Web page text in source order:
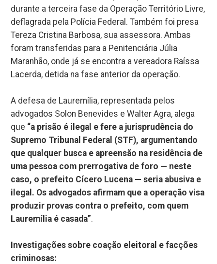
durante a terceira fase da Operação Território Livre,
deflagrada pela Polícia Federal. Também foi presa
Tereza Cristina Barbosa, sua assessora. Ambas
foram transferidas para a Penitenciária Júlia
Maranhão, onde já se encontra a vereadora Raíssa
Lacerda, detida na fase anterior da operação.
A defesa de Lauremília, representada pelos
advogados Solon Benevides e Walter Agra, alega
que “a prisão é ilegal e fere a jurisprudência do
Supremo Tribunal Federal (STF), argumentando
que qualquer busca e apreensão na residência de
uma pessoa com prerrogativa de foro — neste
caso, o prefeito Cícero Lucena — seria abusiva e
ilegal. Os advogados afirmam que a operação visa
produzir provas contra o prefeito, com quem
Lauremília é casada”.
Investigações sobre coação eleitoral e facções
criminosas: